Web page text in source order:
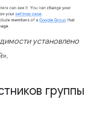
установлено
группы